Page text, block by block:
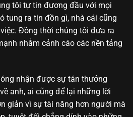
tôi tự tin đương đầu với mọi
tung ra tin đồn gì, nhà cái cũng
Đồng thời chúng tôi đưa ra
nhằm cảnh cáo các nền tảng
nhận được sự tán thưởng
anh, ai cũng để lại những lời
giản vì sự tài năng hơn người mà